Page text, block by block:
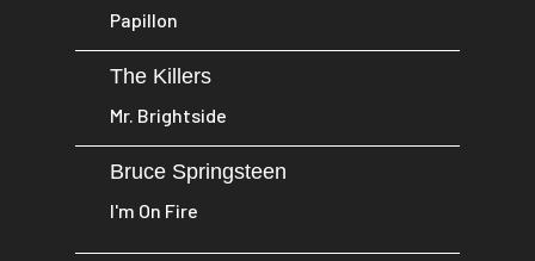
Papillon
The Killers
Mr. Brightside
Bruce Springsteen
I'm On Fire